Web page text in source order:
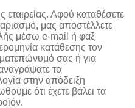
Αφού καταθέσετε
μας αποστέλλετε
μέσω e-mail ή φαξ
κατάθεσης τον
σας ή για
το
στην απόδειξη
ότι έχετε βάλει τα